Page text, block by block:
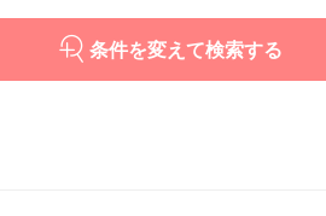
条件を変えて検索する